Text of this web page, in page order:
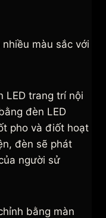
màu sắc với
LED trang trí nội
đèn LED
pho và điốt hoạt
đèn sẽ phát
người sử
bằng màn